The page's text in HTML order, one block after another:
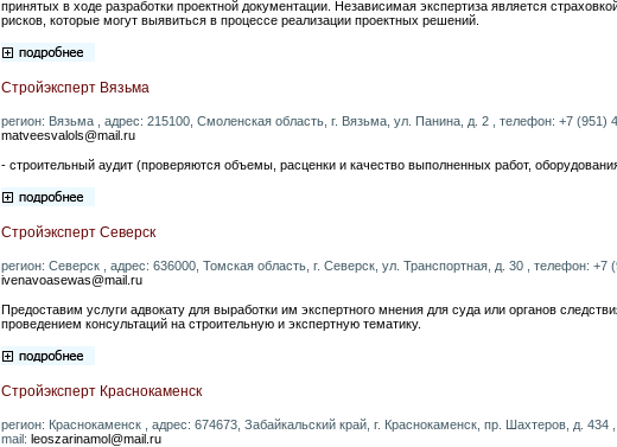
принятых в ходе разработки проектной документации. Независимая экспертиза является
рисков, которые могут выявиться в процессе реализации проектных решений.
Стройэксперт Вязьма
регион: Вязьма , адрес: 215100, Смоленская область, г. Вязьма, ул. Панина, д. 2 , телефон: +7 (951)
matveesvalols@mail.ru
- строительный аудит (проверяются объемы, расценки и качество выполненных работ,
Стройэксперт Северск
регион: Северск , адрес: 636000, Томская область, г. Северск, ул. Транспортная, д. 30 , телефон: +7
ivenavoasewas@mail.ru
Предоставим услуги адвокату для выработки им экспертного мнения для суда или органов
проведением консультаций на строительную и экспертную тематику.
Стройэксперт Краснокаменск
регион: Краснокаменск , адрес: 674673, Забайкальский край, г. Краснокаменск, пр. Шахтеров, д.
mail: leoszarinamol@mail.ru